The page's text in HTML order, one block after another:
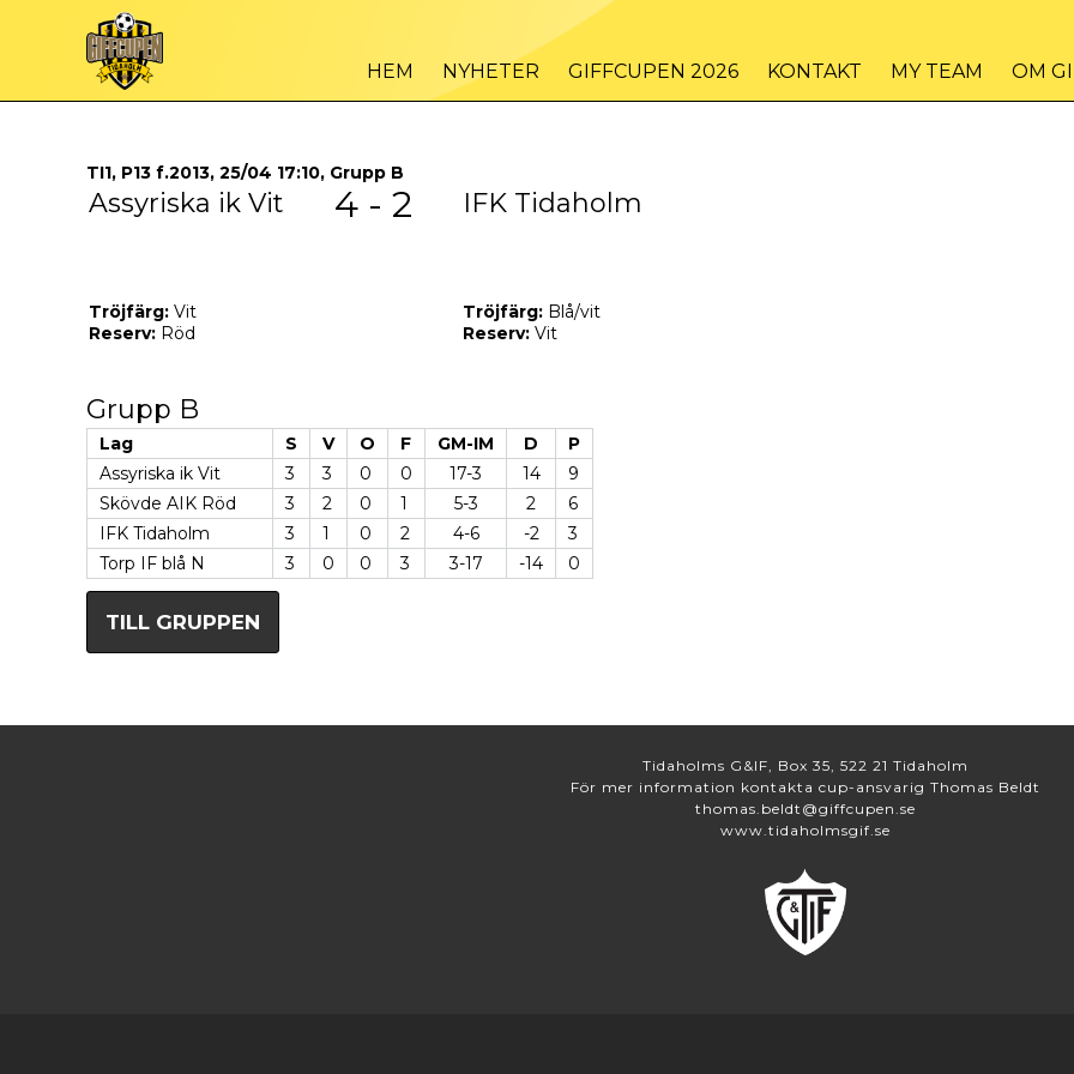
HEM NYHETER GIFFCUPEN 2026 KONTAKT MY TEAM OM
TI1, P13 f.2013, 25/04 17:10, Grupp B
Assyriska ik Vit 4 - 2 IFK Tidaholm
Tröjfärg: Vit
Reserv: Röd
Tröjfärg: Blå/vit
Reserv: Vit
Grupp B
Lag S V O F GM-IM D
P
Assyriska ik Vit
3 3 0 0 17-3 14
9
Skövde AIK Röd
3 2 0 1 5-3 2
6
IFK Tidaholm
3 1 0 2 4-6 -2
3
Torp IF blå N
3 0 0 3 3-17 -14 0
TILL GRUPPEN
Tidaholms G&IF, Box 35, 522 21 Tidaholm
För mer information kontakta cup-ansvarig Thomas Beldt
thomas.beldt@giffcupen.se
www.tidaholmsgif.se